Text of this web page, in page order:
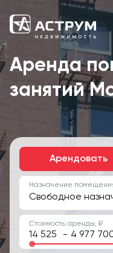
Аренда
занятий
Арендовать
Назначение
Свободное
Стоимость аренды, ₽
-